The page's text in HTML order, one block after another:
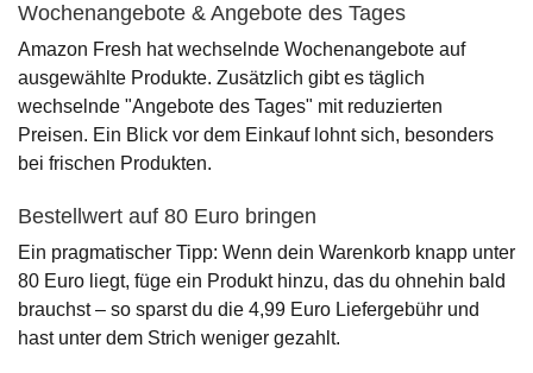
Wochenangebote & Angebote des Tages
Amazon Fresh hat wechselnde Wochenangebote auf
ausgewählte Produkte. Zusätzlich gibt es täglich
wechselnde "Angebote des Tages" mit reduzierten
Preisen. Ein Blick vor dem Einkauf lohnt sich, besonders
bei frischen Produkten.
Bestellwert auf 80 Euro bringen
Ein pragmatischer Tipp: Wenn dein Warenkorb knapp unter
80 Euro liegt, füge ein Produkt hinzu, das du ohnehin bald
brauchst – so sparst du die 4,99 Euro Liefergebühr und
hast unter dem Strich weniger gezahlt.